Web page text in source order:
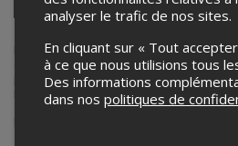
Facebook LinkedinPinterestEnvoyer
courriel
Lepointdevente.com agit à titre de
Québecdans le cadre de l’affichage en
pour ses événements.
Pour plus d’information à propos de cet
contacter l’organisateur de l’événement,
analyser le trafic de nos sites.
En cliquant sur « Tout
à ce que nous utilisions tous
Des informations
dans nos politiques de